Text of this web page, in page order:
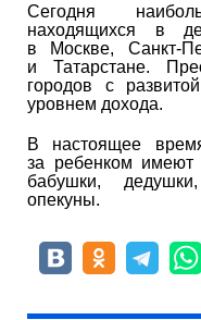
Сегодня
находящихся в
в Москве, Санкт-
и Татарстане.
городов с
уровнем дохода.
В настоящее
за ребенком
бабушки,
опекуны.